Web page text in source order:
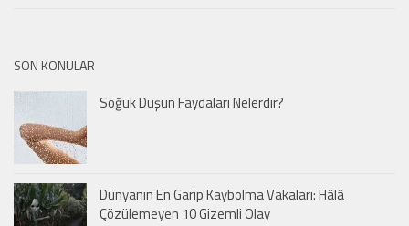
SON KONULAR
Soğuk Duşun Faydaları Nelerdir?
Dünyanın En Garip Kaybolma Vakaları: Hâlâ
Çözülemeyen 10 Gizemli Olay